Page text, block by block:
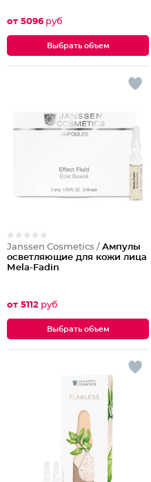
от 5096 руб
Выбрать объем
Janssen Cosmetics / Ампулы
осветляющие для кожи лица
Мela-Fadin
от 5112 руб
Выбрать объем